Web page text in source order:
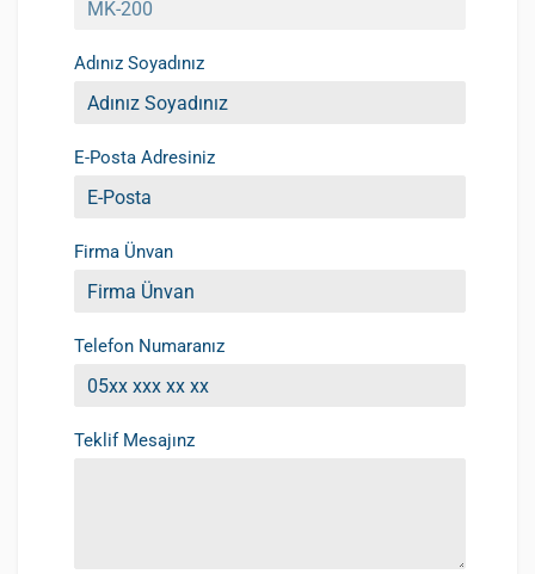
Adınız Soyadınız
E-Posta Adresiniz
Firma Ünvan
Telefon Numaranız
Teklif Mesajınz